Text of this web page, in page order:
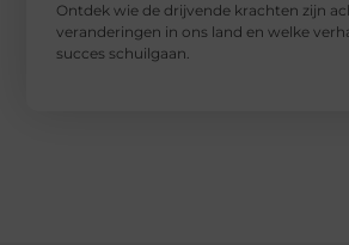
Ontdek wie de drijvende krachten zijn
veranderingen in ons land en welke
succes schuilgaan.